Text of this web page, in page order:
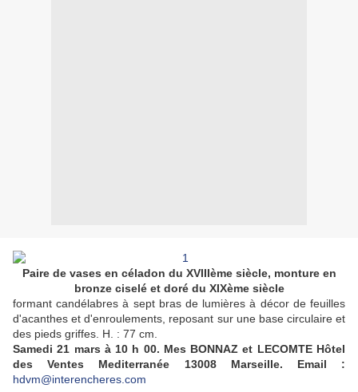
Paire de vases en céladon du XVIIIème siècle, monture en
bronze ciselé et doré du XIXème siècle
formant candélabres à sept bras de lumières à décor de feuilles
d'acanthes et d'enroulements, reposant sur une base circulaire et
des pieds griffes. H. : 77 cm.
Samedi 21 mars à 10 h 00. Mes BONNAZ et LECOMTE Hôtel
des Ventes Mediterranée 13008 Marseille. Email :
hdvm@interencheres.com